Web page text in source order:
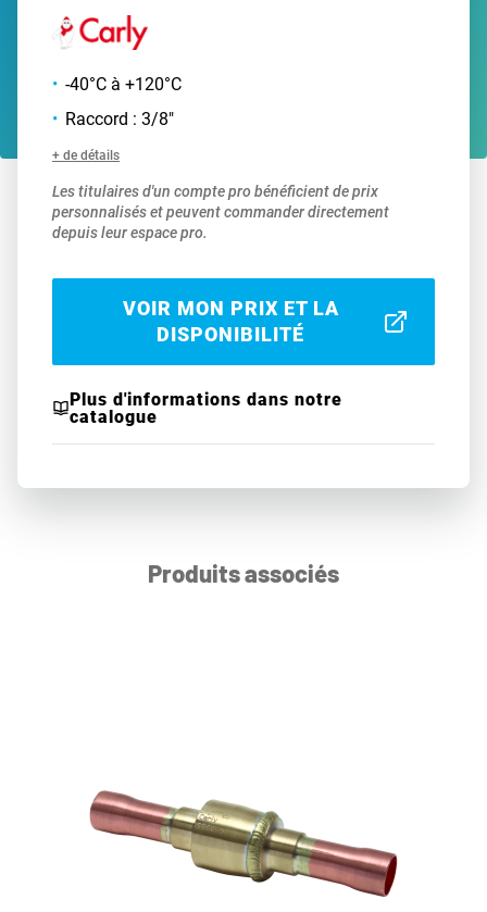
-40°C à +120°C
Raccord : 3/8"
+ de détails
Les titulaires d'un compte pro bénéficient de prix
personnalisés et peuvent commander directement
depuis leur espace pro.
VOIR MON PRIX ET LA
DISPONIBILITÉ
Plus d'informations dans notre
catalogue
Produits associés